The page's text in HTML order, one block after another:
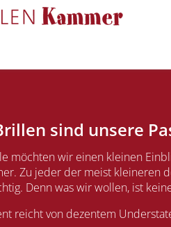
sind unsere
möchten wir einen kleinen
Zu jeder der meist kleineren
Denn was wir wollen, ist
reicht von dezentem